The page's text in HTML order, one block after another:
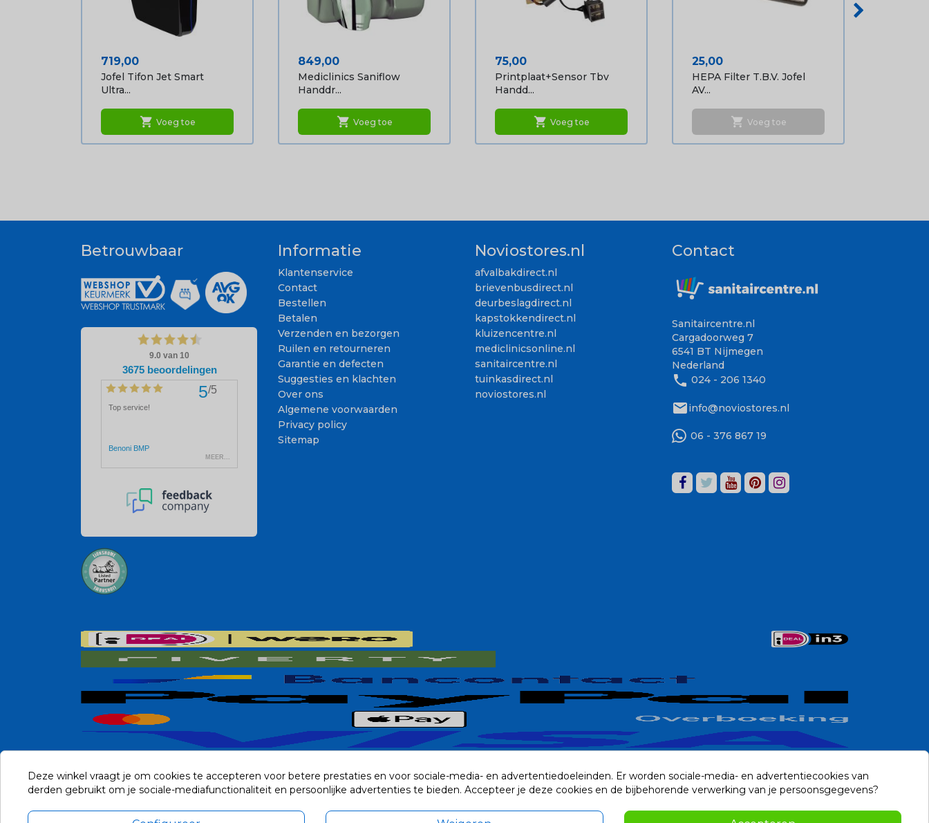
Prijs
719,00
Jofel Tifon Jet Smart
Ultra...
shopping_cart Voeg toe
Prijs
849,00
Mediclinics Saniflow
Handdr...
shopping_cart Voeg toe
Prijs
75,00
Printplaat+sensor Tbv
Handd...
shopping_cart Voeg toe
Prijs
25,00
HEPA Filter T.b.v. Jofel
AV...
shopping_cart Voeg toe
Betrouwbaar Informatie
Klantenservice
Contact
Bestellen
Betalen
Verzenden en bezorgen
Ruilen en retourneren
Garantie en defecten
Suggesties en klachten
Over ons
Algemene voorwaarden
Privacy policy
Sitemap
Noviostores.nl
afvalbakdirect.nl
brievenbusdirect.nl
deurbeslagdirect.nl
kapstokkendirect.nl
kluizencentre.nl
mediclinicsonline.nl
sanitaircentre.nl
tuinkasdirect.nl
noviostores.nl
Contact
Sanitaircentre.nl
Cargadoorweg 7
6541 BT Nijmegen
Nederland
phone 024 - 206 1340
mailinfo@noviostores.nl
06 - 376 867 19
Deze winkel vraagt je om cookies te accepteren voor betere prestaties en voor sociale-media- en advertentiedoeleinden. Er worden sociale-media- en advertentiecookies van
derden gebruikt om je sociale-mediafunctionaliteit en persoonlijke advertenties te bieden. Accepteer je deze cookies en de bijbehorende verwerking van je persoonsgegevens?